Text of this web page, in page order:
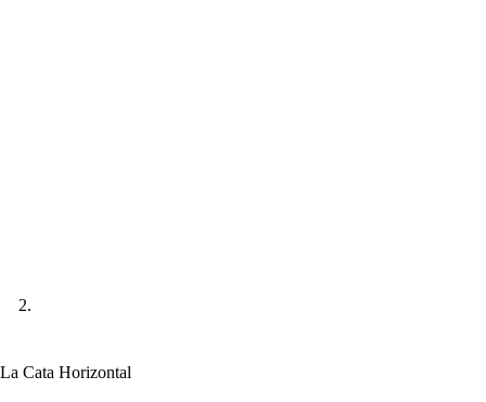
La Cata Horizontal